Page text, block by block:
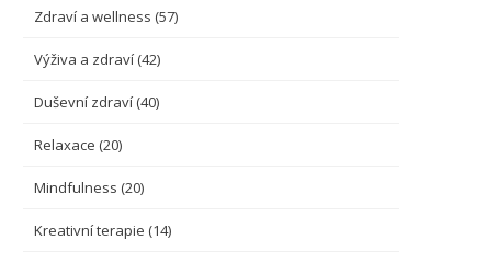
Zdraví a wellness (57)
Výživa a zdraví (42)
Duševní zdraví (40)
Relaxace (20)
Mindfulness (20)
Kreativní terapie (14)